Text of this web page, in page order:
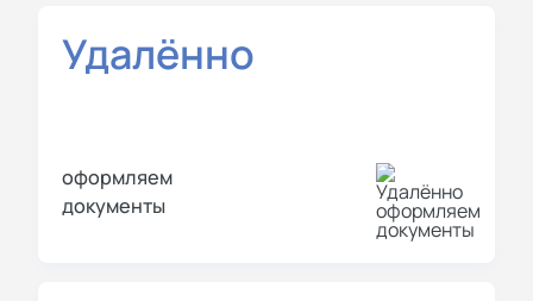
Удалённо
оформляем
документы